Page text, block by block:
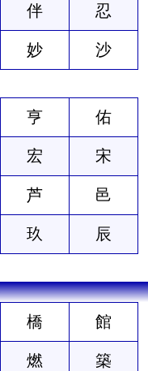
伴 忍
妙 沙
亨 佑
宏 宋
芦 邑
玖 辰
橋 館
燃 築